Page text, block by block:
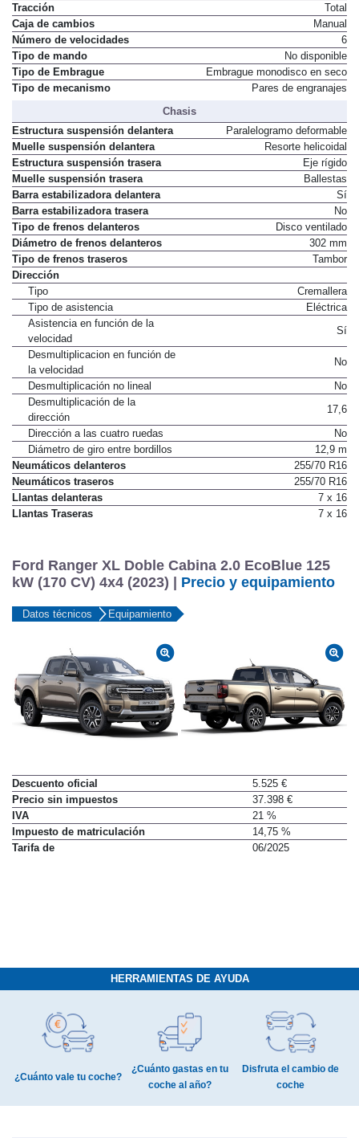
Tracción
Total
Caja de cambios
Manual
Número de velocidades
6
Tipo de mando
No disponible
Tipo de Embrague
Embrague monodisco en seco
Tipo de mecanismo
Pares de engranajes
Chasis
Estructura suspensión delantera
Paralelogramo deformable
Muelle suspensión delantera
Resorte helicoidal
Estructura suspensión trasera
Eje rígido
Muelle suspensión trasera
Ballestas
Barra estabilizadora delantera
Sí
Barra estabilizadora trasera
No
Tipo de frenos delanteros
Disco ventilado
Diámetro de frenos delanteros
302 mm
Tipo de frenos traseros
Tambor
Dirección
Tipo
Cremallera
Tipo de asistencia
Eléctrica
Asistencia en función de la
velocidad
Sí
Desmultiplicacion en función de
la velocidad
No
Desmultiplicación no lineal
No
Desmultiplicación de la
dirección
17,6
Dirección a las cuatro ruedas
No
Diámetro de giro entre bordillos
12,9 m
Neumáticos delanteros
255/70 R16
Neumáticos traseros
255/70 R16
Llantas delanteras
7 x 16
Llantas Traseras
7 x 16
Ford Ranger XL Doble Cabina 2.0 EcoBlue 125
kW (170 CV) 4x4 (2023) | Precio y equipamiento
Datos técnicos Equipamiento
Descuento oficial
5.525 €
Precio sin impuestos
37.398 €
IVA
21 %
Impuesto de matriculación
14,75 %
Tarifa de
06/2025
HERRAMIENTAS DE AYUDA
¿Cuánto vale tu coche?
¿Cuánto gastas en tu
coche al año?
Disfruta el cambio de
coche